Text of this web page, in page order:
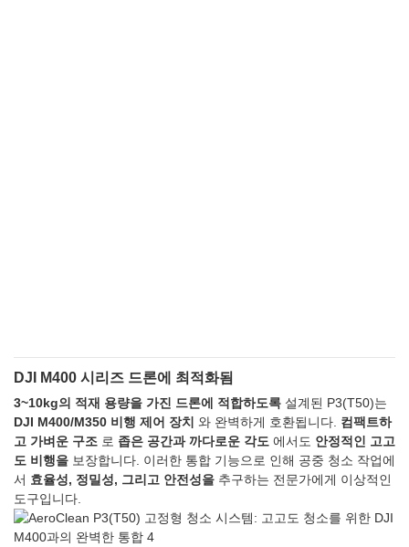
DJI M400 시리즈 드론에 최적화됨
3~10kg의 적재 용량을 가진 드론에 적합하도록 설계된 P3(T50)는
DJI M400/M350 비행 제어 장치 와 완벽하게 호환됩니다. 컴팩트하
고 가벼운 구조 로 좁은 공간과 까다로운 각도 에서도 안정적인 고고
도 비행을 보장합니다. 이러한 통합 기능으로 인해 공중 청소 작업에
서 효율성, 정밀성, 그리고 안전성을 추구하는 전문가에게 이상적인
도구입니다.